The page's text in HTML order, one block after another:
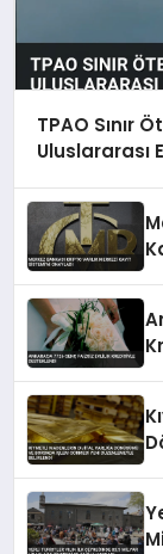
TPAO Sınır
Uluslararası